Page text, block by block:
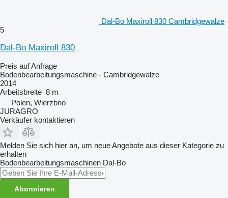
Dal-Bo Maxiroll 830 Cambridgewalze
5
Dal-Bo Maxiroll 830
Preis auf Anfrage
Bodenbearbeitungsmaschine - Cambridgewalze
2014
Arbeitsbreite 8 m
Polen, Wierzbno
JURAGRO
Verkäufer kontaktieren
Melden Sie sich hier an, um neue Angebote aus dieser Kategorie zu
erhalten
Bodenbearbeitungsmaschinen Dal-Bo
Abonnieren